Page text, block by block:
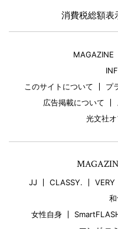
消費税総額表
MAGAZINE
このサイトについて
プ
広告掲載について
光文社
JJ CLASSY. VERY
女性自身